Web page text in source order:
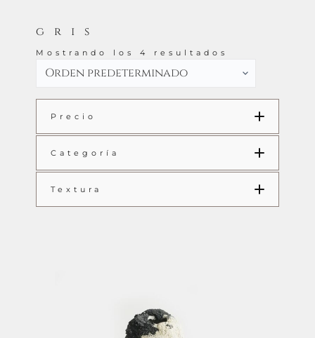
gris
Mostrando los 4 resultados
Precio
Categoría
Textura